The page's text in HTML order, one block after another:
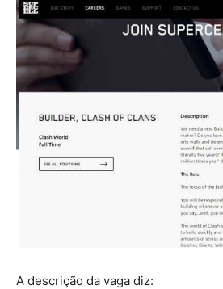
A descrição da vaga diz: